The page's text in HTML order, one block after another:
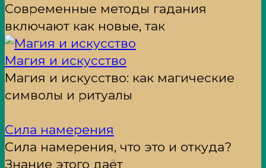
Современные методы гадания
включают как новые, так
Магия и искусство
Магия и искусство: как магические
символы и ритуалы
Сила намерения
Сила намерения, что это и откуда?
Знание этого даёт